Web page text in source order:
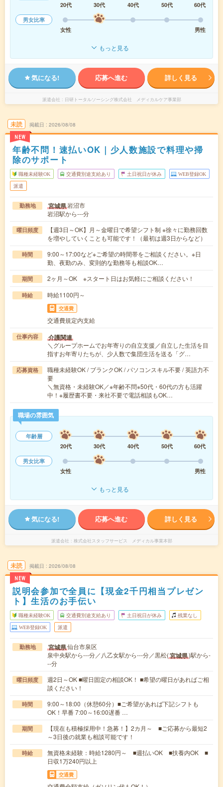
20代
30代 40代 50代
60代
男女比率
女性
男性
もっと見る
気になる! 応募へ進む 詳しく見る
派遣会社 日研トータルソーシング株式会社 メディカルケア事業部
未読
NEW
掲載日 2026/08/08
年齢不問！速払いOK｜少人数施設で料理や掃
除のサポート
職種未経験OK 交通費別途支給あり 土日祝日が休み WEB登録OK
派遣
勤務地 宮城県岩沼市
岩沼駅から---分
曜日頻度
【週3日～OK】月～金曜日で希望シフト制 ※徐々に勤務回数
を増やしていくことも可能です！（最初は週3日からなど）
時間
9:00～17:00など※ご希望の時間帯をご相談ください。※日
勤、夜勤のみ、変則的な勤務等も相談OK…
期間 2ヶ月～OK ※スタート日はお気軽にご相談ください！
時給 時給1100円～
交通費
交通費規定内支給
仕事内容 介護関連
＼グループホームでお年寄りの自立支援／自立した生活を目
指すお年寄りたちが、少人数で集団生活を送る「グ…
応募資格
職種未経験OK / ブランクOK / パソコンスキル不要 / 英語力不
要
＼無資格・未経験OK／※年齢不問※50代・60代の方も活躍
中！※履歴書不要・来社不要で電話相談もOK…
職場の雰囲気
年齢層
20代
30代 40代 50代
60代
男女比率
女性
男性
もっと見る
気になる! 応募へ進む 詳しく見る
派遣会社 株式会社スタッフサービス メディカル事業本部
未読
NEW
掲載日 2026/08/08
説明会参加で全員に【現金2千円相当プレゼン
ト】生活のお手伝い
職種未経験OK 交通費別途支給あり 土日祝日が休み 残業なし
WEB登録OK 派遣
勤務地 宮城県仙台市泉区
泉中央駅から---分／八乙女駅から---分／黒松(宮城県)駅から-
--分
曜日頻度
週2日～OK ■曜日固定の相談OK！ ■希望の曜日があればご相
談ください！
時間
9:00～18:00（休憩60分）■ご希望があれば下記シフトも
OK！早番 7:00～16:00遅番 …
期間
【現在も積極採用中！急募！】2カ月～ ■ご応募から最短2
～3日後の就業も相談可能です！
時給
無資格未経験：時給1280円～ ■週払いOK ■扶養内OK ■
日収1万240円以上
交通費